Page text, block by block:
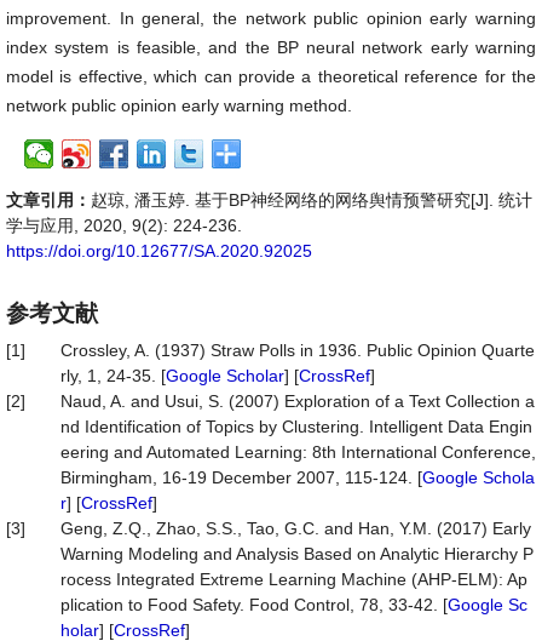
improvement. In general, the network public opinion early warning
index system is feasible, and the BP neural network early warning
model is effective, which can provide a theoretical reference for the
network public opinion early warning method.
文章引用： 赵琼, 潘玉婷. 基于BP神经网络的网络舆情预警研究[J]. 统计
学与应用, 2020, 9(2): 224-236.
https://doi.org/10.12677/SA.2020.92025
参考文献
[1]
Crossley, A. (1937) Straw Polls in 1936. Public Opinion Quarte
rly, 1, 24-35. [Google Scholar] [CrossRef]
[2]
Naud, A. and Usui, S. (2007) Exploration of a Text Collection a
nd Identification of Topics by Clustering. Intelligent Data Engin
eering and Automated Learning: 8th International Conference,
Birmingham, 16-19 December 2007, 115-124. [Google Schola
r] [CrossRef]
[3]
Geng, Z.Q., Zhao, S.S., Tao, G.C. and Han, Y.M. (2017) Early
Warning Modeling and Analysis Based on Analytic Hierarchy P
rocess Integrated Extreme Learning Machine (AHP-ELM): Ap
plication to Food Safety. Food Control, 78, 33-42. [Google Sc
holar] [CrossRef]